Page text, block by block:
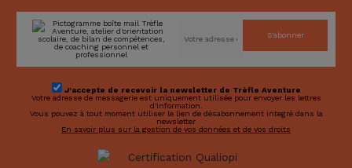
S'abonner
J'accepte de recevoir la newsletter de Trèfle Aventure
Votre adresse de messagerie est uniquement utilisée pour envoyer les lettres
d'information.
Vous pouvez à tout moment utiliser le lien de désabonnement integré dans la
newsletter
En savoir plus sur la gestion de vos données et de vos droits